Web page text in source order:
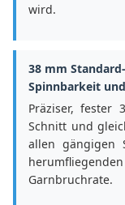
wird.
38 mm
Spinnbarkeit
Präziser, fester
Schnitt und
allen gängigen
Garnbruchrate.